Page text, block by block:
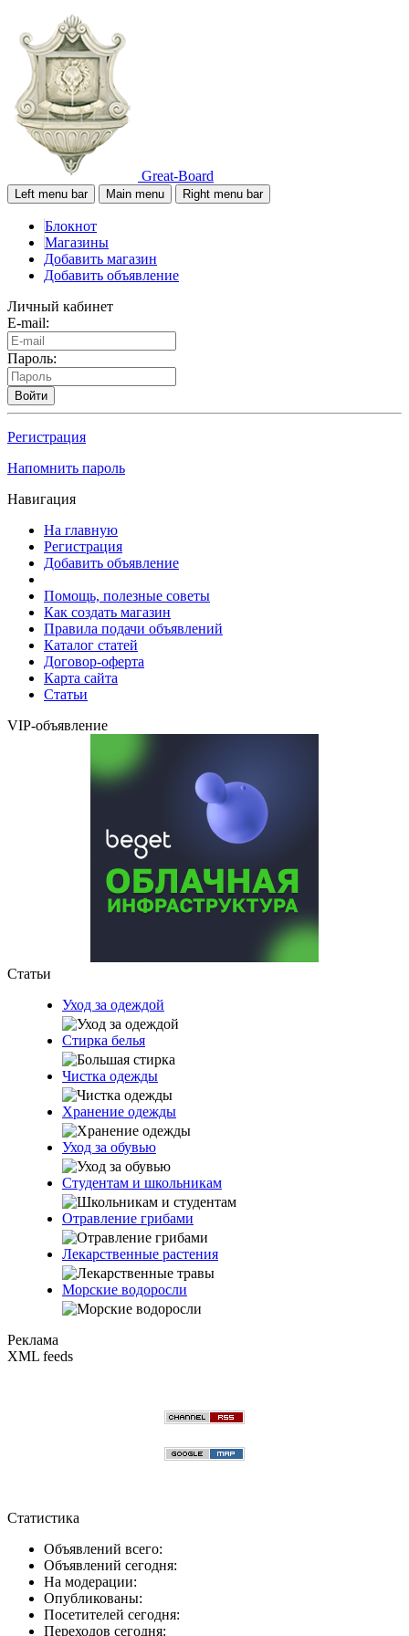
Great-Board
Left menu bar Main menu Right menu bar
Блокнот
Магазины
Добавить магазин
Добавить объявление
Личный кабинет
E-mail:
Пароль:
Войти
Регистрация
Напомнить пароль
Навигация
На главную
Регистрация
Добавить объявление
Помощь, полезные советы
Как создать магазин
Правила подачи объявлений
Каталог статей
Договор-оферта
Карта сайта
Статьи
VIP-объявление
Статьи
Уход за одеждой
Стирка белья
Чистка одежды
Хранение одежды
Уход за обувью
Студентам и школьникам
Отравление грибами
Лекарственные растения
Морские водоросли
Реклама
XML feeds
Статистика
Объявлений всего:
Объявлений сегодня:
На модерации:
Опубликованы:
Посетителей сегодня:
Переходов сегодня: